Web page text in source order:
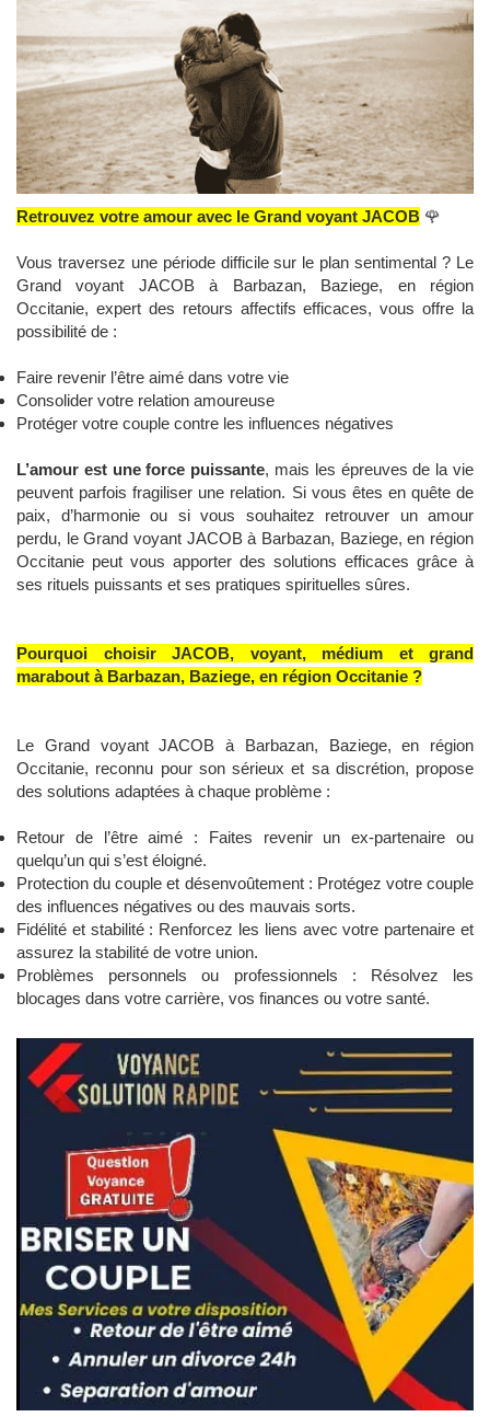
Retrouvez votre amour avec le Grand voyant JACOB 🌹
Vous traversez une période difficile sur le plan sentimental ? Le
Grand voyant JACOB à Barbazan, Baziege, en région
Occitanie, expert des retours affectifs efficaces, vous offre la
possibilité de :
Faire revenir l’être aimé dans votre vie
Consolider votre relation amoureuse
Protéger votre couple contre les influences négatives
L’amour est une force puissante, mais les épreuves de la vie
peuvent parfois fragiliser une relation. Si vous êtes en quête de
paix, d’harmonie ou si vous souhaitez retrouver un amour
perdu, le Grand voyant JACOB à Barbazan, Baziege, en région
Occitanie peut vous apporter des solutions efficaces grâce à
ses rituels puissants et ses pratiques spirituelles sûres.
Pourquoi choisir JACOB, voyant, médium et grand
marabout à Barbazan, Baziege, en région Occitanie ?
Le Grand voyant JACOB à Barbazan, Baziege, en région
Occitanie, reconnu pour son sérieux et sa discrétion, propose
des solutions adaptées à chaque problème :
Retour de l’être aimé : Faites revenir un ex-partenaire ou
quelqu’un qui s’est éloigné.
Protection du couple et désenvoûtement : Protégez votre couple
des influences négatives ou des mauvais sorts.
Fidélité et stabilité : Renforcez les liens avec votre partenaire et
assurez la stabilité de votre union.
Problèmes personnels ou professionnels : Résolvez les
blocages dans votre carrière, vos finances ou votre santé.